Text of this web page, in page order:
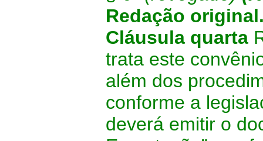
Redação
Cláusula quarta
trata este
além dos
conforme a
deverá emitir o